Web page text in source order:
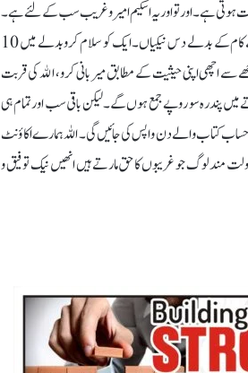
ہوتی ہے۔اور تو اور یہ اسکیم امیر و غریب سب کے لئے ہے۔
اب آپ کہیں گے کہ ایک پر دس کی کون سی اسکیم ہے۔ وہ ہے. ایک نیکی پر دس گنا اجر۔ ایک اچھے کام کے بدلے دس نیکیاں ۔ایک کو سلام کرو بدلے میں 10
سے اچھی اپنی حیثیت کے مطابق میر بانی کرو ، الله کی قربت
پندرہ سو روپے جمع ہوں گے۔لیکن باقی سب اور تمام ہی
کتاب والے دن واپس کی جائیں گی ۔ اللہ ہمارے اکاؤنٹ
مند لوگ جو غریبوں کا حق مارتے ہیں انھیں نیک توفیق و